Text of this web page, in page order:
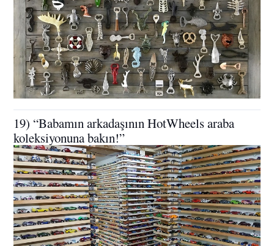
19) “Babamın arkadaşının HotWheels araba
koleksiyonuna bakın!”